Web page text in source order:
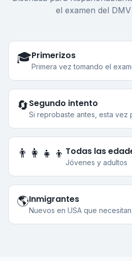
el examen del
🎓Primerizos
Primera vez tomando el
🔄Segundo intento
Si reprobaste antes, esta vez
👨‍👩‍👧‍👦 Todas las
Jóvenes y adultos
🌎Inmigrantes
Nuevos en USA que